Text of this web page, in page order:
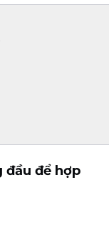
đầu để hợp